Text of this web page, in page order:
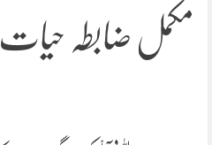
مکمل ضابطہ حیات